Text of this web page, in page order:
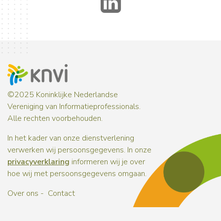
©2025 Koninklijke Nederlandse
Vereniging van Informatieprofessionals.
Alle rechten voorbehouden.
In het kader van onze dienstverlening
verwerken wij persoonsgegevens. In onze
privacyverklaring informeren wij je over
hoe wij met persoonsgegevens omgaan.
Over ons
Contact